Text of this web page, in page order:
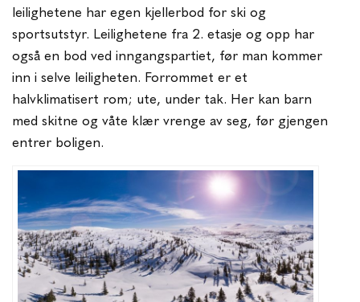
leilighetene har egen kjellerbod for ski og
sportsutstyr. Leilighetene fra 2. etasje og opp har
også en bod ved inngangspartiet, før man kommer
inn i selve leiligheten. Forrommet er et
halvklimatisert rom; ute, under tak. Her kan barn
med skitne og våte klær vrenge av seg, før gjengen
entrer boligen.